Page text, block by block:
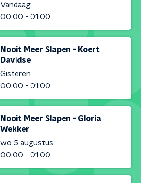
Vandaag
00:00 - 01:00
Nooit Meer Slapen - Koert
Davidse
Gisteren
00:00 - 01:00
Nooit Meer Slapen - Gloria
Wekker
wo 5 augustus
00:00 - 01:00